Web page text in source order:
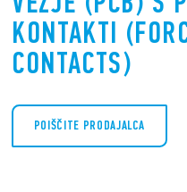
KONTAKTI
CONTACTS)
POIŠČITE PRODAJALCA